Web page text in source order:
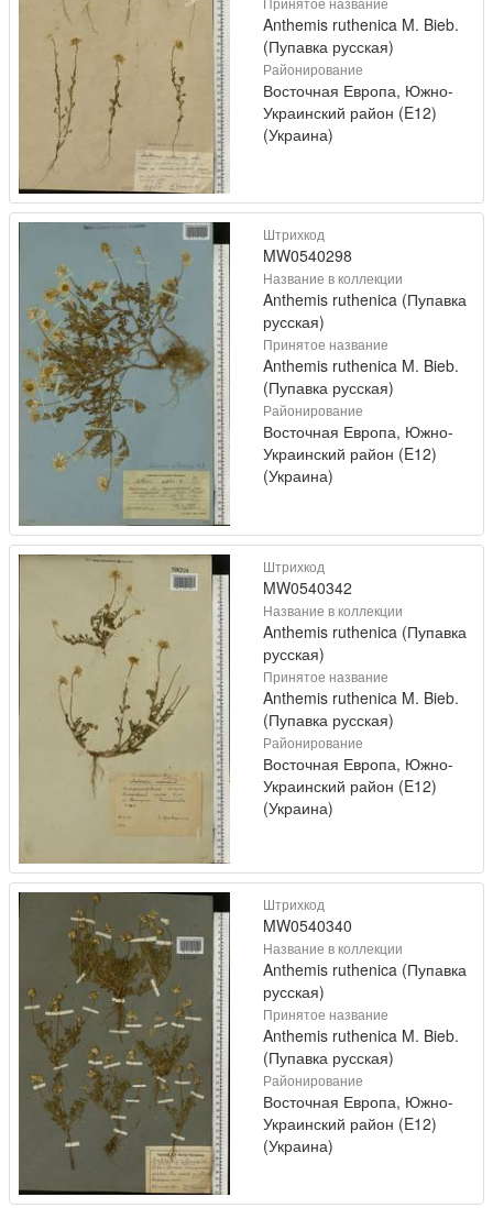
Anthemis ruthenica M. Bieb.
(Пупавка русская)
Районирование
Восточная Европа, Южно-
Украинский район (E12)
(Украина)
Штрихкод
MW0540298
Название в коллекции
Anthemis ruthenica (Пупавка
русская)
Принятое название
Anthemis ruthenica M. Bieb.
(Пупавка русская)
Районирование
Восточная Европа, Южно-
Украинский район (E12)
(Украина)
Штрихкод
MW0540342
Название в коллекции
Anthemis ruthenica (Пупавка
русская)
Принятое название
Anthemis ruthenica M. Bieb.
(Пупавка русская)
Районирование
Восточная Европа, Южно-
Украинский район (E12)
(Украина)
Штрихкод
MW0540340
Название в коллекции
Anthemis ruthenica (Пупавка
русская)
Принятое название
Anthemis ruthenica M. Bieb.
(Пупавка русская)
Районирование
Восточная Европа, Южно-
Украинский район (E12)
(Украина)